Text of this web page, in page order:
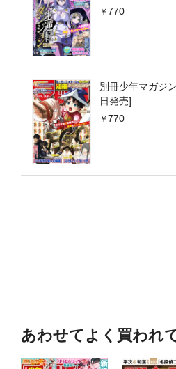
770
別冊少年マガジ
日発売]
770
あわせてよく買われ